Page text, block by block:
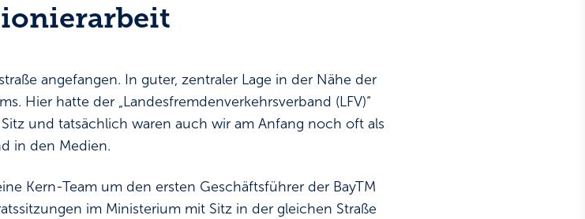
angefangen. In guter, zentraler Lage in der Nähe der
Hier hatte der „Landesfremdenverkehrsverband (LFV)“
und tatsächlich waren auch wir am Anfang noch oft als
in den Medien.
Kern-Team um den ersten Geschäftsführer der BayTM
im Ministerium mit Sitz in der gleichen Straße